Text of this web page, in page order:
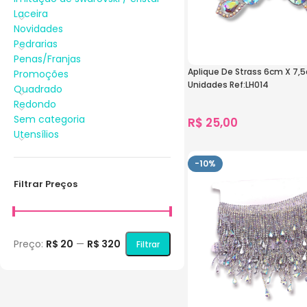
Laceira
Novidades
Pedrarias
Penas/Franjas
Promoções
Quadrado
Redondo
Sem categoria
Utensílios
Filtrar Preços
Filtrar
Preço: R$ 20 — R$ 320
Aplique De Strass 6cm X
Unidades Ref:LH014
R$ 25,00
Ver Opções
-10%